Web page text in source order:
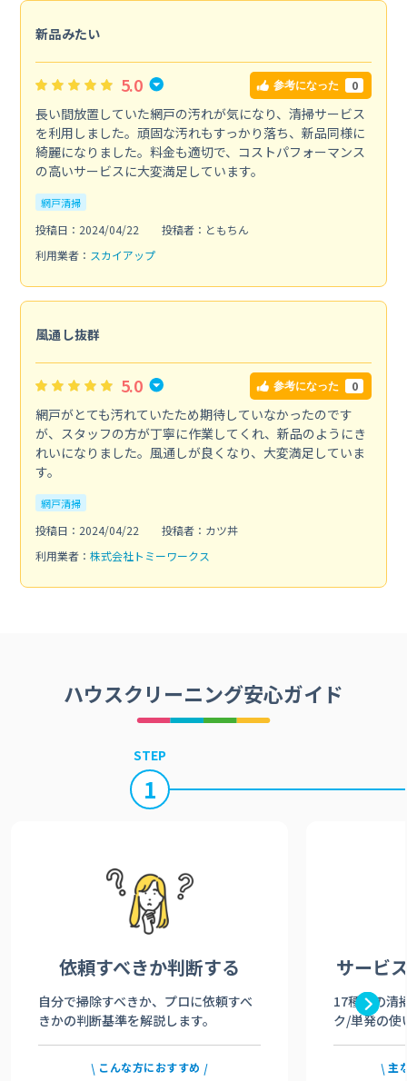
新品みたい
5.0 参考になった 0
長い間放置していた網戸の汚れが気になり、清掃サービス
を利用しました。頑固な汚れもすっかり落ち、新品同様に
綺麗になりました。料金も適切で、コストパフォーマンス
の高いサービスに大変満足しています。
網戸清掃
投稿日：2024/04/22
投稿者：ともちん
利用業者： スカイアップ
風通し抜群
5.0 参考になった 0
網戸がとても汚れていたため期待していなかったのです
が、スタッフの方が丁寧に作業してくれ、新品のようにき
れいになりました。風通しが良くなり、大変満足していま
す。
網戸清掃
投稿日：2024/04/22
投稿者：カツ丼
利用業者： 株式会社トミーワークス
ハウスクリーニング安心ガイド
STEP
1
依頼すべきか判断する
自分で掃除すべきか、プロに依頼すべ
きかの判断基準を解説します。
こんな方におすすめ
サービ
17種類の清
ク/単発の使
主